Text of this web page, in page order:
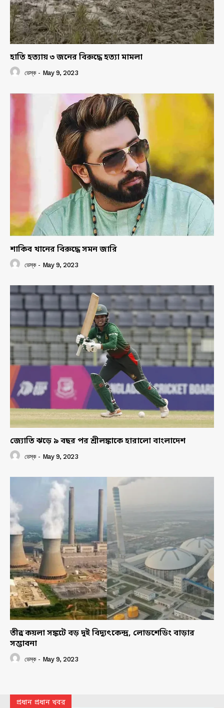
হাতি হত্যায় ৩ জনের বিরুদ্ধে হত্যা মামলা
ডেস্ক - May 9, 2023
শাকিব খানের বিরুদ্ধে সমন জারি
ডেস্ক - May 9, 2023
জ্যোতি ঝড়ে ৯ বছর পর শ্রীলঙ্কাকে হারালো বাংলাদেশ
ডেস্ক - May 9, 2023
তীব্র কয়লা সঙ্কটে বড় দুই বিদ্যুৎকেন্দ্র, লোডশেডিং বাড়ার
সম্ভাবনা
ডেস্ক - May 9, 2023
প্রধান প্রধান খবর